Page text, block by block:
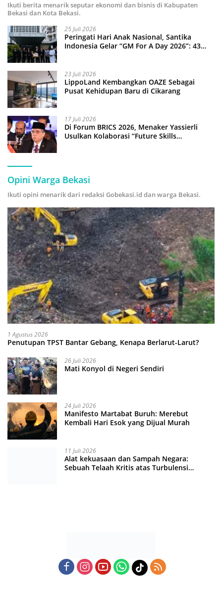
Ikuti berita menarik seputar ekonomi dan bisnis di Kabupaten
Bekasi dan Kota Bekasi.
25 Juli 2026
Peringati Hari Anak Nasional, Santika
Indonesia Gelar “GM For A Day 2026”: 43
23 Juli 2026
LippoLand Kembangkan OAZE Sebagai
Pusat Kehidupan Baru di Cikarang
17 Juli 2026
Di Forum BRICS 2026, Menaker Yassierli
Usulkan Kolaborasi “Future Skills
Opini Warga Bekasi
Ikuti opini menarik dari redaksi Gobekasi.id dan warga Bekasi.
1 Agustus 2026
Penutupan TPST Bantar Gebang, Kenapa Berlarut-Larut?
26 Juli 2026
Mati Konyol di Negeri Sendiri
24 Juli 2026
Manifesto Martabat Buruh: Merebut
Kembali Hari Esok yang Dijual Murah
11 Juli 2026
Alat kekuasaan dan Sampah Negara:
Sebuah Telaah Kritis atas Turbulensi